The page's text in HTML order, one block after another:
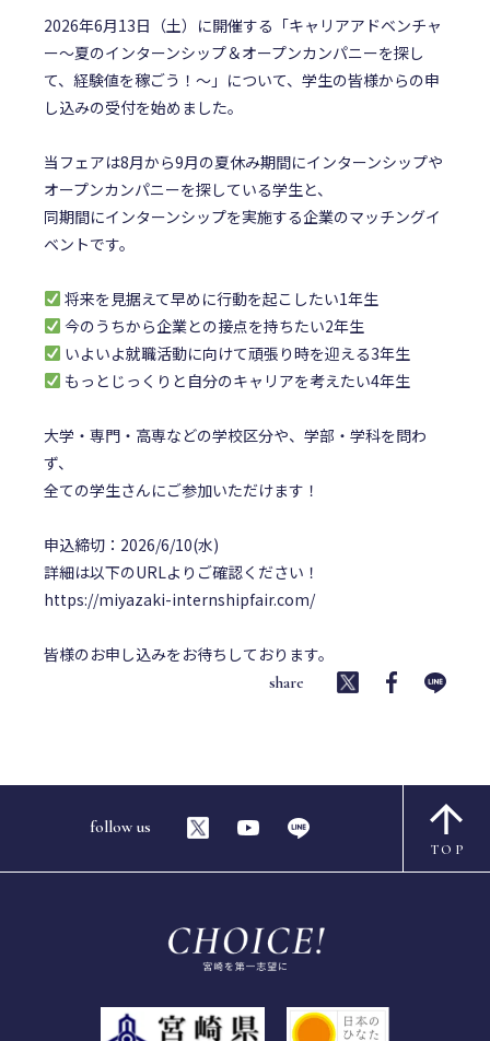
2026年6月13日（土）に開催する「キャリアアドベンチャ
ー～夏のインターンシップ＆オープンカンパニーを探し
て、経験値を稼ごう！～」について、学生の皆様からの申
し込みの受付を始めました。
当フェアは8月から9月の夏休み期間にインターンシップや
オープンカンパニーを探している学生と、
同期間にインターンシップを実施する企業のマッチングイ
ベントです。
将来を見据えて早めに行動を起こしたい1年生
今のうちから企業との接点を持ちたい2年生
いよいよ就職活動に向けて頑張り時を迎える3年生
もっとじっくりと自分のキャリアを考えたい4年生
大学・専門・高専などの学校区分や、学部・学科を問わ
ず、
全ての学生さんにご参加いただけます！
申込締切：2026/6/10(水)
詳細は以下のURLよりご確認ください！
https://miyazaki-internshipfair.com/
皆様のお申し込みをお待ちしております。
share
follow us
TOP